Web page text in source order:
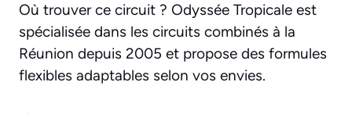
Où trouver ce circuit ? Odyssée Tropicale est
spécialisée dans les circuits combinés à la
Réunion depuis 2005 et propose des formules
flexibles adaptables selon vos envies.